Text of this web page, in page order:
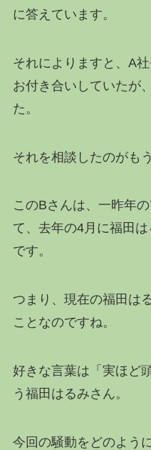
に答えています。
それによりますと、A
お付き合いしていたが
た。
それを相談したのがも
このBさんは、一昨年
て、去年の4月に福田
です。
つまり、現在の福田は
ことなのですね。
好きな言葉は「実ほど
う福田はるみさん。
今回の騒動をどのよう